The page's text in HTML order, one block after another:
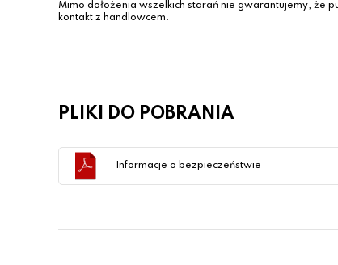
Mimo dołożenia wszelkich starań nie gwarantujemy, że
kontakt z handlowcem.
PLIKI DO POBRANIA
Informacje o bezpieczeństwie